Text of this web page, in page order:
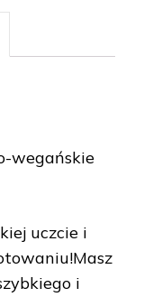
wegańskie
uczcie i
i